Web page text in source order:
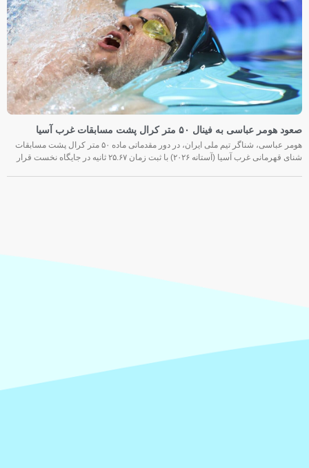
صعود هومر عباسی به فینال ۵۰ متر کرال پشت مسابقات غرب آسیا
هومر عباسی، شناگر تیم ملی ایران، در دور مقدماتی ماده ۵۰ متر کرال پشت مسابقات
شنای قهرمانی غرب آسیا (آستانه ۲۰۲۶) با ثبت زمان ۲۵.۶۷ ثانیه در جایگاه نخست قرار